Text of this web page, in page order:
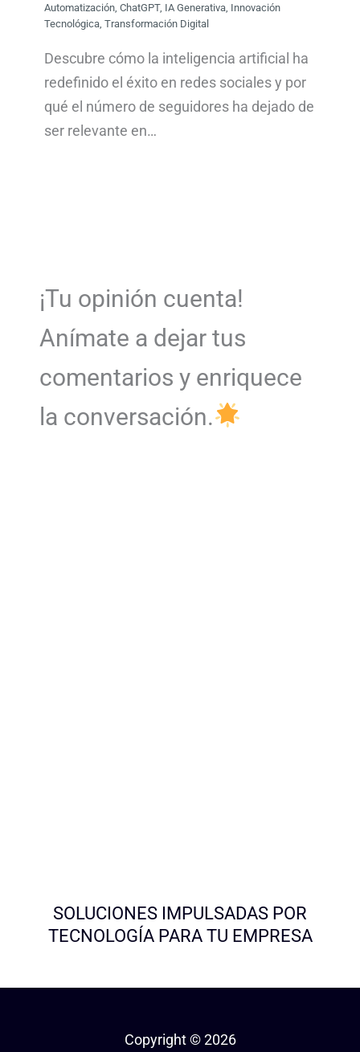
Automatización ,ChatGPT, IA Generativa Innovación
Tecnológica ,Transformación Digital
Descubre cómo la inteligencia artificial ha
redefinido el éxito en redes sociales y por
qué el número de seguidores ha dejado de
ser relevante en…
¡Tu opinión cuenta!
Anímate a dejar tus
comentarios y enriquece
la conversación.
SOLUCIONES IMPULSADAS POR
TECNOLOGÍA PARA TU EMPRESA
Copyright © 2026